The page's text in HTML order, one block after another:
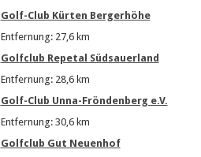
Golf-Club Kürten Bergerhöhe
Entfernung: 27,6 km
Golfclub Repetal Südsauerland
Entfernung: 28,6 km
Golf-Club Unna-Fröndenberg e.V.
Entfernung: 30,6 km
Golfclub Gut Neuenhof